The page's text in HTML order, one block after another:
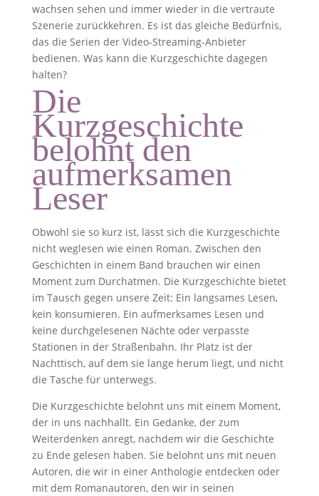
wachsen sehen und immer wieder in die vertraute
Szenerie zurückkehren. Es ist das gleiche Bedürfnis,
das die Serien der Video-Streaming-Anbieter
bedienen. Was kann die Kurzgeschichte dagegen
halten?
Die
Kurzgeschichte
belohnt den
aufmerksamen
Leser
Obwohl sie so kurz ist, lässt sich die Kurzgeschichte
nicht weglesen wie einen Roman. Zwischen den
Geschichten in einem Band brauchen wir einen
Moment zum Durchatmen. Die Kurzgeschichte bietet
im Tausch gegen unsere Zeit: Ein langsames Lesen,
kein konsumieren. Ein aufmerksames Lesen und
keine durchgelesenen Nächte oder verpasste
Stationen in der Straßenbahn. Ihr Platz ist der
Nachttisch, auf dem sie lange herum liegt, und nicht
die Tasche für unterwegs.
Die Kurzgeschichte belohnt uns mit einem Moment,
der in uns nachhallt. Ein Gedanke, der zum
Weiterdenken anregt, nachdem wir die Geschichte
zu Ende gelesen haben. Sie belohnt uns mit neuen
Autoren, die wir in einer Anthologie entdecken oder
mit dem Romanautoren, den wir in seinen